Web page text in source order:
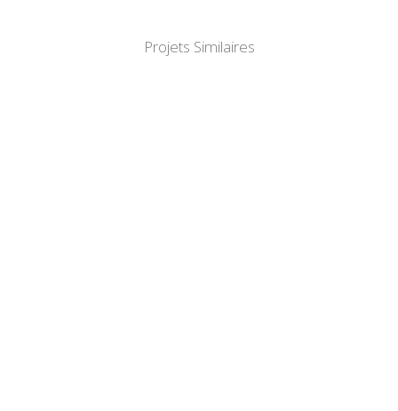
Projets Similaires